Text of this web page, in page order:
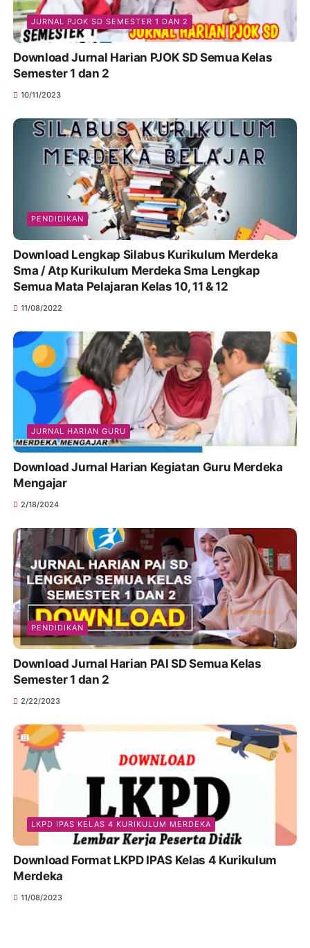
JURNAL PJOK SD SEMESTER 1 DAN 2
Download Jurnal Harian PJOK SD Semua Kelas
Semester 1 dan 2
10/11/2023
PENDIDIKAN
Download Lengkap Silabus Kurikulum Merdeka
Sma / Atp Kurikulum Merdeka Sma Lengkap
Semua Mata Pelajaran Kelas 10, 11 & 12
11/08/2022
JURNAL HARIAN GURU
Download Jurnal Harian Kegiatan Guru Merdeka
Mengajar
2/18/2024
PENDIDIKAN
Download Jurnal Harian PAI SD Semua Kelas
Semester 1 dan 2
2/22/2023
LKPD IPAS KELAS 4 KURIKULUM MERDEKA
Download Format LKPD IPAS Kelas 4 Kurikulum
Merdeka
11/08/2023